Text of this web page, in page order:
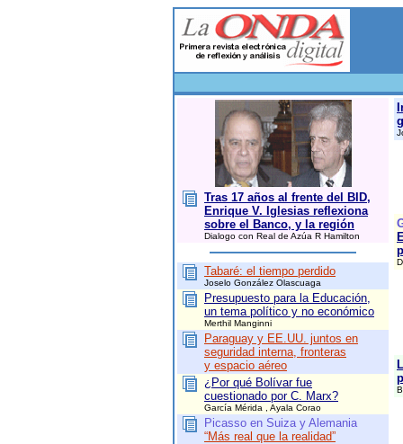
Tras 17 años al frente del BID,
Enrique V. Iglesias reflexiona
sobre el Banco, y la región
Dialogo con Real de Azúa R Hamilton
Tabaré: el tiempo perdido
Joselo González Olascuaga
Presupuesto para la Educación,
un tema político y no económico
Merthil Manginni
Paraguay y EE.UU. juntos en
seguridad interna, fronteras
y espacio aéreo
¿Por qué Bolívar fue
cuestionado por C. Marx?
García Mérida , Ayala Corao
Picasso en Suiza y Alemania
“Más real que la realidad”